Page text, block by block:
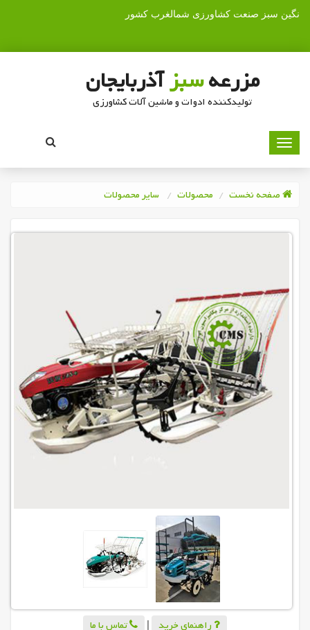
نگین سبز صنعت کشاورزی شمالغرب کشور
مزرعهسبزآذربایجان
تولیدکننده ادوات و ماشین آلات کشاورزی
صفحه نخست محصولات سایر محصولات
راهنمای خرید | تماس با ما